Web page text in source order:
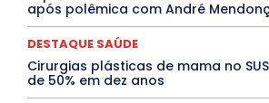
ELEIÇÕES
EMPREGO E
Especial
Espírito Santo
EVENTOS
Febre Oropouche
INTELIGÊNCIA ARTIFICIAL
após polêmica com André
DESTAQUE SAÚDE
Cirurgias plásticas de mama no
de 50% em dez anos